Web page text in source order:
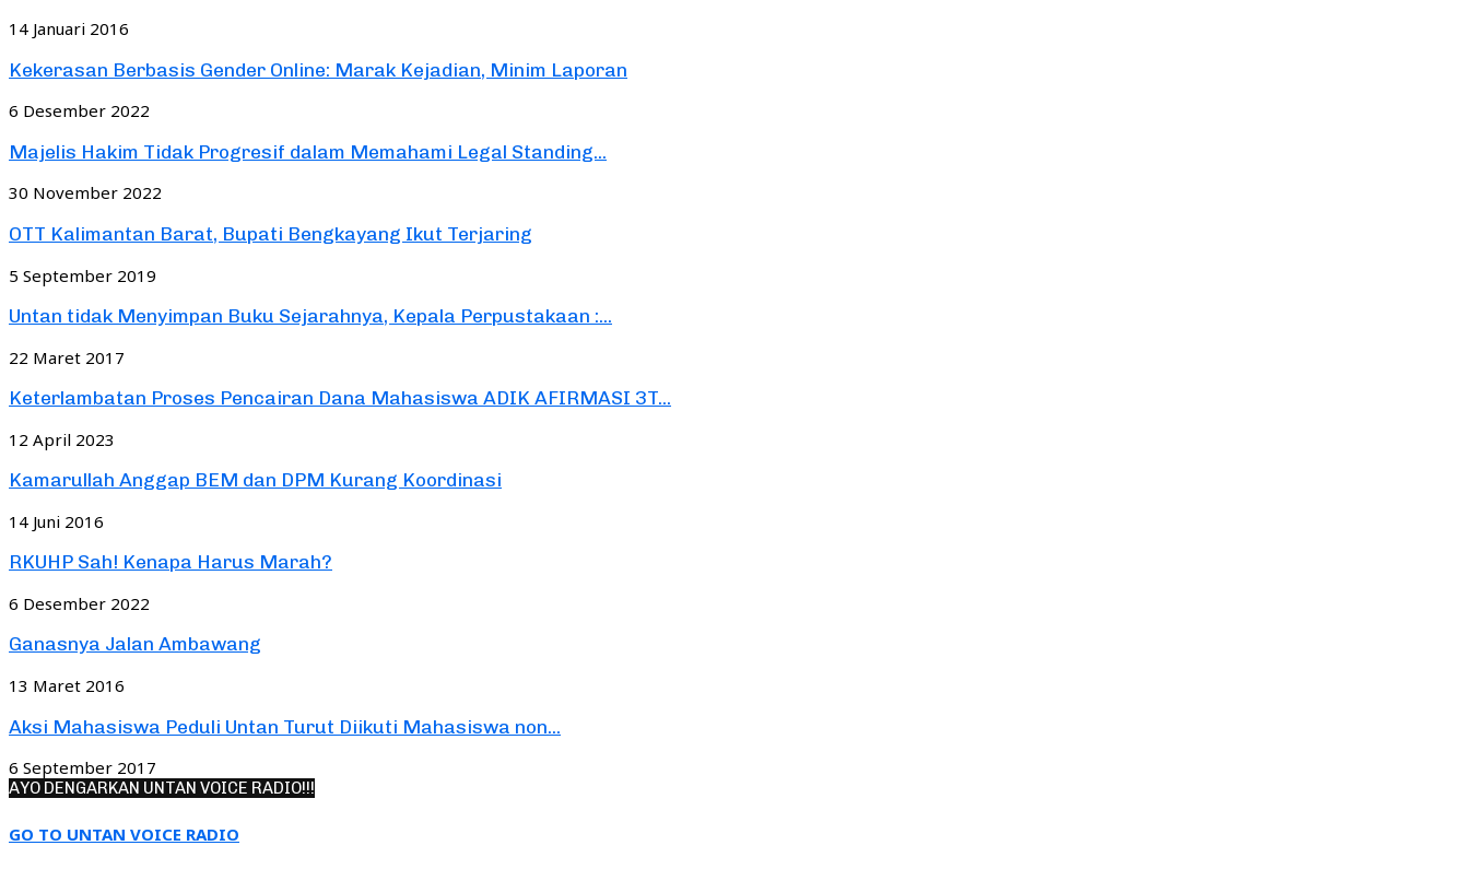
14 Januari 2016
Kekerasan Berbasis Gender Online: Marak Kejadian, Minim Laporan
6 Desember 2022
Majelis Hakim Tidak Progresif dalam Memahami Legal Standing...
30 November 2022
OTT Kalimantan Barat, Bupati Bengkayang Ikut Terjaring
5 September 2019
Untan tidak Menyimpan Buku Sejarahnya, Kepala Perpustakaan :...
22 Maret 2017
Keterlambatan Proses Pencairan Dana Mahasiswa ADIK AFIRMASI 3T...
12 April 2023
Kamarullah Anggap BEM dan DPM Kurang Koordinasi
14 Juni 2016
RKUHP Sah! Kenapa Harus Marah?
6 Desember 2022
Ganasnya Jalan Ambawang
13 Maret 2016
Aksi Mahasiswa Peduli Untan Turut Diikuti Mahasiswa non...
6 September 2017
AYO DENGARKAN UNTAN VOICE RADIO!!!
GO TO UNTAN VOICE RADIO